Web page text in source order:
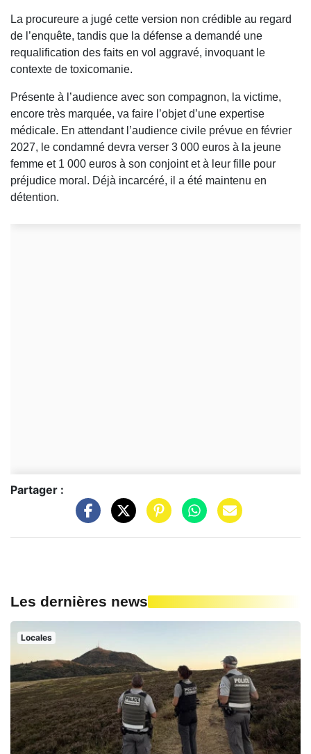
La procureure a jugé cette version non crédible au regard
de l’enquête, tandis que la défense a demandé une
requalification des faits en vol aggravé, invoquant le
contexte de toxicomanie.
Présente à l’audience avec son compagnon, la victime,
encore très marquée, va faire l’objet d’une expertise
médicale. En attendant l’audience civile prévue en février
2027, le condamné devra verser 3 000 euros à la jeune
femme et 1 000 euros à son conjoint et à leur fille pour
préjudice moral. Déjà incarcéré, il a été maintenu en
détention.
Partager :
Les dernières news
Locales